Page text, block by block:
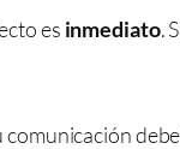
es inmediato.